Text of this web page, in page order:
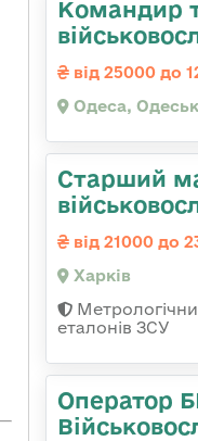
Командир
від 25000 до
Одеса,
Старший
від 21000 до
Харків
еталонів ЗСУ
Оператор